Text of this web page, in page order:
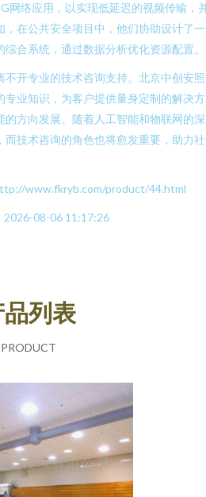
网络应用，以实现低延迟的视频传输，
在公共安全项目中，他们协助设计了
合系统，通过数据分析优化资源配置。
开专业的技术咨询支持。北京中创安
业知识，为客户提供量身定制的解决方
方向发展。随着人工智能和物联网的
技术咨询的角色也将愈发重要，助力
www.fkryb.com/product/44.html
2026-08-06 11:17:26
品列表
PRODUCT